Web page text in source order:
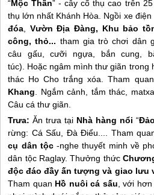
“Mộc Thần” - cây cổ thụ cao trên
thụ lớn nhất Khánh Hòa. Ngồi xe điện
đóa
Vườn Địa Đàng, Khu bảo
công, thỏ... tham gia trò chơi dân
câu gấu, cưỡi ngựa, bắn cung,
túc). Hoặc ngâm mình thư giãn trong
thác Ho Cho trắng xóa. Tham quan
Khang . Ngắm cảnh, tắm thác,
Câu cá thư giãn.
Trưa:Ăn trưa tại Nhà hàng nổi “
rừng: Cá Sấu, Đà Điểu.... Tham
cụ dân tộc-nghe thuyết minh về
dân tộc Raglay. Thưởng thức
độc đáo đầy ấn tượng và giao lưu
Tham quan Hồ nuôi cá sấu , với